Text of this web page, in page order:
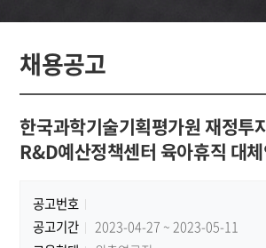
채용공고
한국과학기술기획평가원 재정투
R&D예산정책센터 육아휴직 대
공고번호
공고기간
2023-04-27 ~ 2023-05-11